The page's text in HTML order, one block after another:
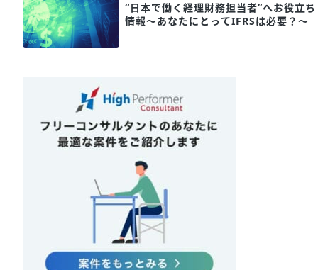
“日本で働く経理財務担当者”へお役立ち
情報～あなたにとってIFRSは必要？～